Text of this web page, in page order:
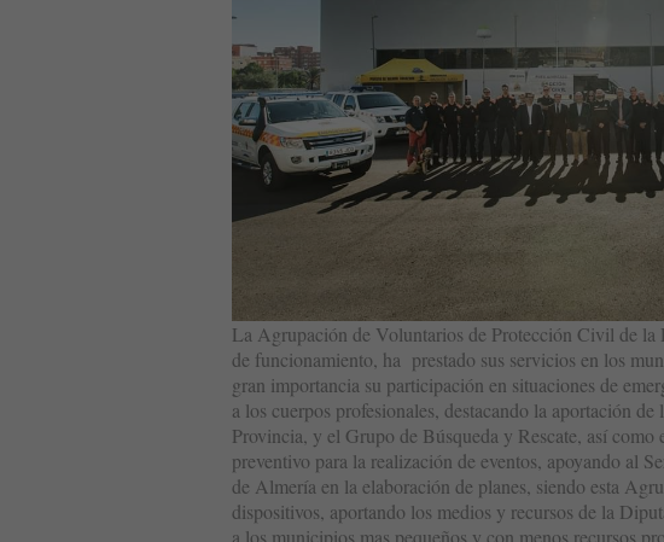
La Agrupación de Voluntarios de Protección Civil de la
de funcionamiento, ha prestado sus servicios en los
gran importancia su participación en situaciones de
a los cuerpos profesionales, destacando la aportación
Provincia, y el Grupo de Búsqueda y Rescate, así como
preventivo para la realización de eventos, apoyando al
de Almería en la elaboración de planes, siendo esta
dispositivos, aportando los medios y recursos de la
a los municipios mas pequeños y con menos recursos